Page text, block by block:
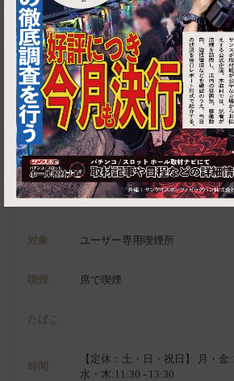
東京都中央区日本橋3-7-8 柳川ビル 2F
施設名 味処 宝月
電話 03-3275-2987
種別 ユーザー専用喫煙所、喫煙可能
対象 ユーザー専用喫煙所
喫煙 席で喫煙
たばこ
時間
【定休：土・日・祝日】 月・金
水・木:11:30 - 13:30